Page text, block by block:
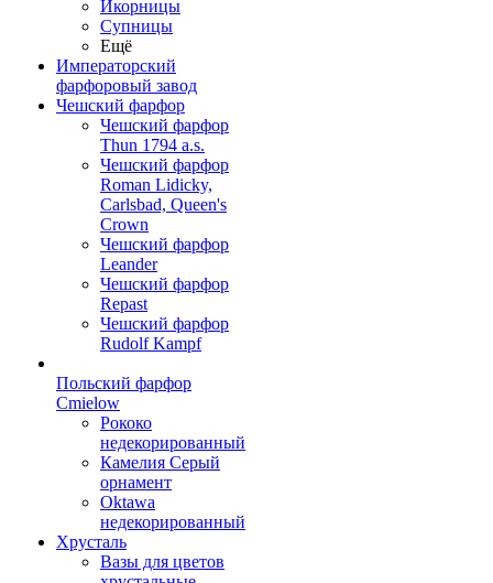
Икорницы
Супницы
Ещё
Императорский
фарфоровый завод
Чешский фарфор
Чешский фарфор
Thun 1794 a.s.
Чешский фарфор
Roman Lidicky,
Carlsbad, Queen's
Crown
Чешский фарфор
Leander
Чешский фарфор
Repast
Чешский фарфор
Rudolf Kampf
Польский фарфор
Сmielow
Рококо
недекорированный
Камелия Серый
орнамент
Oktawa
недекорированный
Хрусталь
Вазы для цветов